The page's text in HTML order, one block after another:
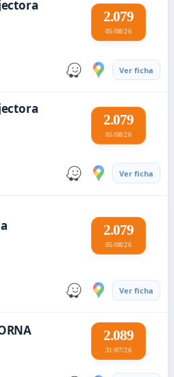
2.079
05/08/26
Ver ficha
2.079
05/08/26
Ver ficha
2.079
05/08/26
Ver ficha
2.089
31/07/26